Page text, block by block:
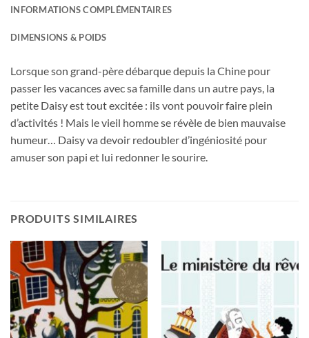
INFORMATIONS COMPLÉMENTAIRES
DIMENSIONS & POIDS
Lorsque son grand-père débarque depuis la Chine pour
passer les vacances avec sa famille dans un autre pays, la
petite Daisy est tout excitée : ils vont pouvoir faire plein
d’activités ! Mais le vieil homme se révèle de bien mauvaise
humeur… Daisy va devoir redoubler d’ingéniosité pour
amuser son papi et lui redonner le sourire.
PRODUITS SIMILAIRES